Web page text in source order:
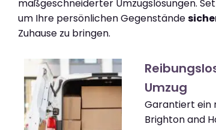
maßgeschneiderter Umzugslösungen.
um Ihre persönlichen Gegenstände
Zuhause zu bringen.
Umzug
Garantiert ein
Brighton and